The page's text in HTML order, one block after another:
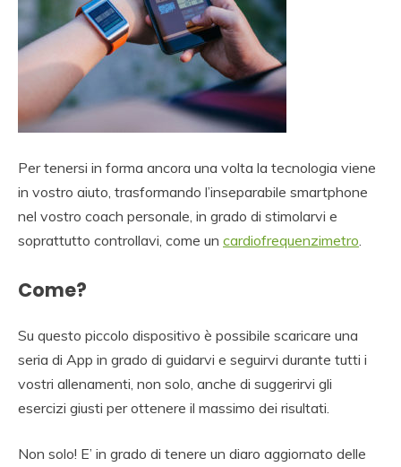
Per tenersi in forma ancora una volta la tecnologia viene
in vostro aiuto, trasformando l’inseparabile smartphone
nel vostro coach personale, in grado di stimolarvi e
soprattutto controllavi, come un cardiofrequenzimetro
Come?
Su questo piccolo dispositivo è possibile scaricare una
seria di App in grado di guidarvi e seguirvi durante tutti i
vostri allenamenti, non solo, anche di suggerirvi gli
esercizi giusti per ottenere il massimo dei risultati.
Non solo! E’ in grado di tenere un diaro aggiornato delle